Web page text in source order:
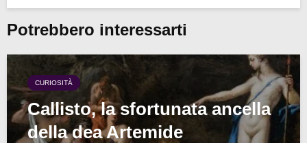
Potrebbero interessarti
CURIOSITÀ
Callisto, la sfortunata ancella
della dea Artemide